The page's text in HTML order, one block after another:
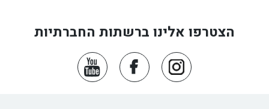
הצטרפו אלינו ברשתות החברתיות